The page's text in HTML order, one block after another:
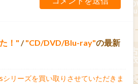
！ / CD/DVD/Blu-ray の最新
リーズを買い取りさせていただきま